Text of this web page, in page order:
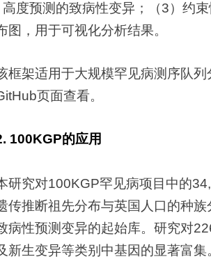
高度预测的致病性变异；（3）约
图，用于可视化分析结果。
框架适用于大规模罕见病测序队
页面查看。
100KGP的应用
研究对100KGP罕见病项目中的
传推断祖先分布与英国人口的种
病性预测变异的起始库。研究对
新生变异等类别中基因的显著富